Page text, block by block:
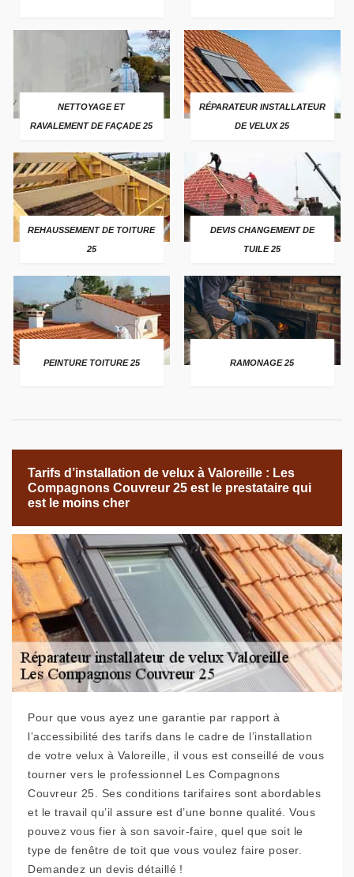
NETTOYAGE ET
RAVALEMENT DE FAÇADE 25
RÉPARATEUR INSTALLATEUR
DE VELUX 25
REHAUSSEMENT DE TOITURE
25
DEVIS CHANGEMENT DE
TUILE 25
PEINTURE TOITURE 25 RAMONAGE 25
Tarifs d’installation de velux à Valoreille : Les
Compagnons Couvreur 25 est le prestataire qui
est le moins cher
Pour que vous ayez une garantie par rapport à
l’accessibilité des tarifs dans le cadre de l’installation
de votre velux à Valoreille, il vous est conseillé de vous
tourner vers le professionnel Les Compagnons
Couvreur 25. Ses conditions tarifaires sont abordables
et le travail qu’il assure est d’une bonne qualité. Vous
pouvez vous fier à son savoir-faire, quel que soit le
type de fenêtre de toit que vous voulez faire poser.
Demandez un devis détaillé !